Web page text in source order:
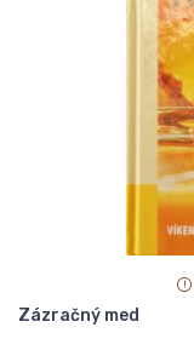
Zázračný med